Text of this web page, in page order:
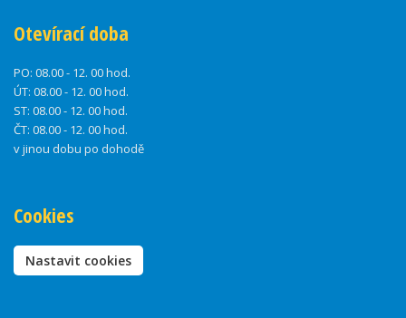
Otevírací doba
PO: 08.00 - 12. 00 hod.
ÚT: 08.00 - 12. 00 hod.
ST: 08.00 - 12. 00 hod.
ČT: 08.00 - 12. 00 hod.
v jinou dobu po dohodě
Cookies
Nastavit cookies